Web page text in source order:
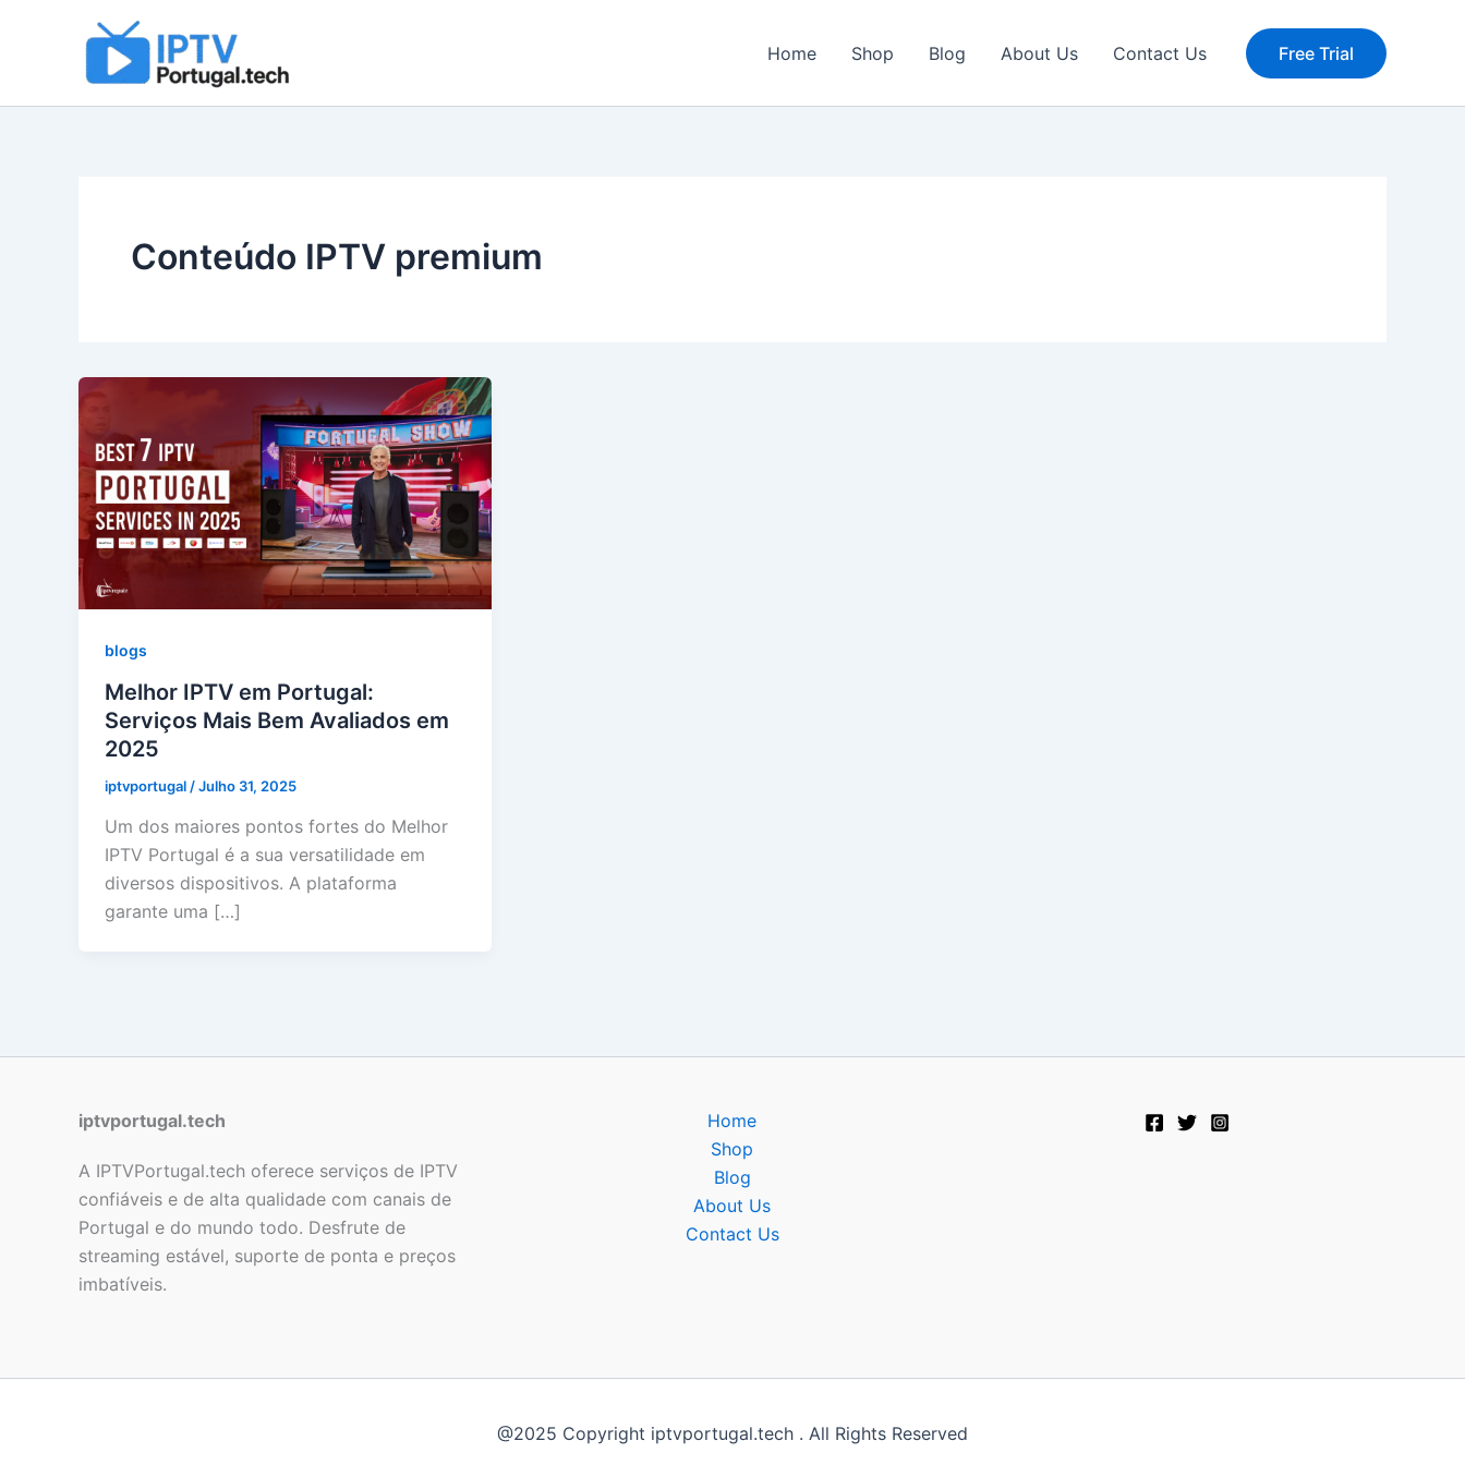
Home Shop Blog About Us Contact Us Free Trial
Conteúdo IPTV premium
blogs
Melhor IPTV em Portugal:
Serviços Mais Bem Avaliados em
2025
iptvportugal /Julho 31, 2025
Um dos maiores pontos fortes do Melhor
IPTV Portugal é a sua versatilidade em
diversos dispositivos. A plataforma
garante uma […]
iptvportugal.tech
A IPTVPortugal.tech oferece serviços de IPTV
confiáveis e de alta qualidade com canais de
Portugal e do mundo todo. Desfrute de
streaming estável, suporte de ponta e preços
imbatíveis.
Home
Shop
Blog
About Us
Contact Us
@2025 Copyright iptvportugal.tech . All Rights Reserved